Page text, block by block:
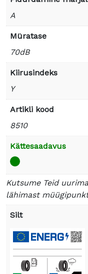
A
Müratase
70dB
Kiirusindeks
Y
Artikli kood
8510
Kättesaadavus
Kutsume Teid
lähimast
Silt